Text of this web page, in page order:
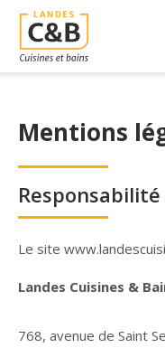
Malheureusement
pas.
Malheureusement
pas.
Malheureusement
pas.
pas.
Mentions
Le site
Landes Cuisines &
768, avenue de Saint